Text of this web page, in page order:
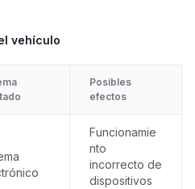
vehículo
Posibles
efectos
Funcionamie
nto
incorrecto de
dispositivos